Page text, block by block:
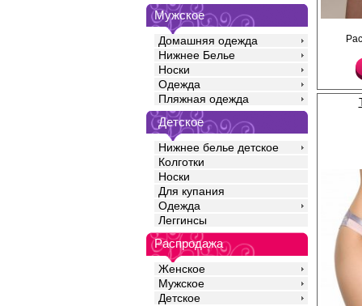
Мужское
Домашняя одежда
Нижнее Белье
Носки
Одежда
Пляжная одежда
Детское
Нижнее белье детское
Колготки
Носки
Для купания
Одежда
Леггинсы
Распродажа
Женское
Мужское
Детское
Трусы-слипы из
кружевного полотна
дизайном.
Полиамид 90%